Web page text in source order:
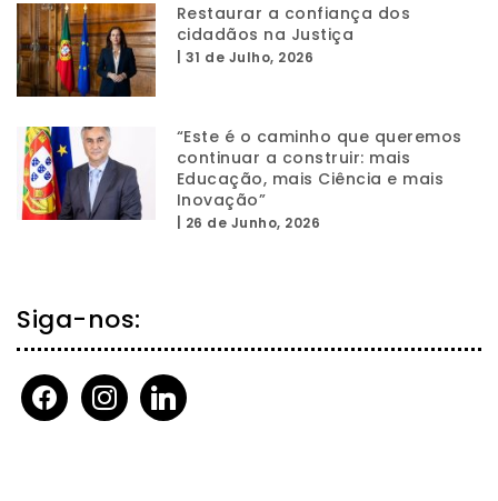
Restaurar a confiança dos
cidadãos na Justiça
31 de Julho, 2026
“Este é o caminho que queremos
continuar a construir: mais
Educação, mais Ciência e mais
Inovação”
26 de Junho, 2026
Siga-nos:
facebookinstagramlinkedin